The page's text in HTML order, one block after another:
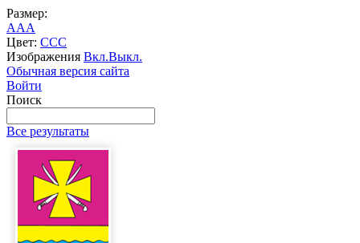
Размер:
AAA
Цвет: CCC
Изображения Вкл.Выкл.
Обычная версия сайта
Войти
Поиск
Все результаты